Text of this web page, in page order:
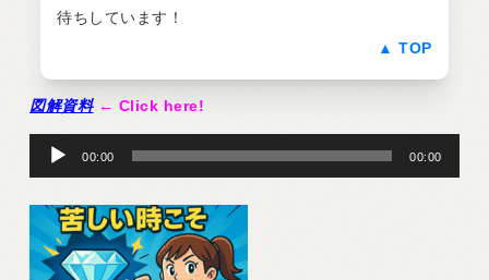
待ちしています！
▲ TOP
図解資料 ← Click here!
音
プ
ヤ
ー
00:00 00:00